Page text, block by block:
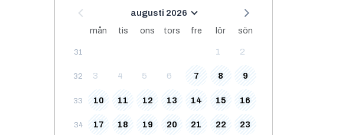
augusti 2026
mån
tis ons tors fre lör sön
31 1 2
32 3 4 5 6 7 8 9
33 10 11 12 13 14 15 16
34 17 18 19 20 21 22 23